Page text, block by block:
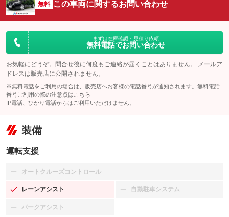
無料 この車両に関するお問い合わせ
まずは在庫確認・見積り依頼
無料電話でお問い合わせ
お気軽にどうぞ。問合せ後に何度もご連絡が届くことはありません。 メールア
ドレスは販売店に公開されません。
※無料電話をご利用の場合は、販売店へお客様の電話番号が通知されます。無料電話
番号ご利用の際の注意点は こちら
IP電話、ひかり電話からはご利用いただけません。
装備
運転支援
オートクルーズコントロール
：装備なし
レーンアシスト
：装備あり 自動駐車システム
：装備なし
パークアシスト
：装備なし